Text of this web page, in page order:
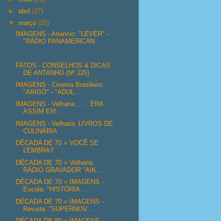
►abril(27)
▼ março(25)
IMAGENS - Anúncio: "LEVER" -
"RÁDIO PANAMERICAN...
FATOS - CONSELHOS & DICAS
DE ANTANHO (Nº 225)
IMAGENS - Cinema Brasileiro:
"ARIGÓ" - "ADUL...
IMAGENS - Velharia: . . . ERA
ASSIM EM . . .
IMAGENS - Velharia: LIVROS DE
CULINÁRIA
DÉCADA DE 70 = VOCÊ SE
LEMBRA?
DÉCADA DE 70 = Velharia:
RÁDIO GRAVADOR "AIK...
DÉCADA DE 70 = IMAGENS -
Escola: "HISTÓRIA ...
DÉCADA DE 70 = IMAGENS -
Revista: "SUPERNOV...